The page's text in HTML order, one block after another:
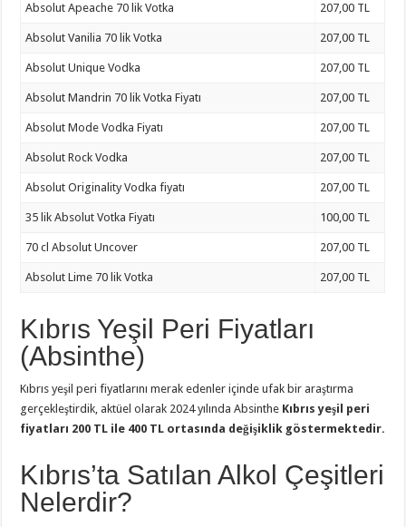
Absolut Apeache 70 lik Votka 207,00 TL
Absolut Vanilia 70 lik Votka 207,00 TL
Absolut Unique Vodka 207,00 TL
Absolut Mandrin 70 lik Votka Fiyatı 207,00 TL
Absolut Mode Vodka Fiyatı 207,00 TL
Absolut Rock Vodka 207,00 TL
Absolut Originality Vodka fiyatı 207,00 TL
35 lik Absolut Votka Fiyatı 100,00 TL
70 cl Absolut Uncover 207,00 TL
Absolut Lime 70 lik Votka 207,00 TL
Kıbrıs Yeşil Peri Fiyatları
(Absinthe)
Kıbrıs yeşil peri fiyatlarını merak edenler içinde ufak bir araştırma
gerçekleştirdik, aktüel olarak 2024 yılında Absinthe Kıbrıs yeşil peri
fiyatları 200 TL ile 400 TL ortasında değişiklik göstermektedir.
Kıbrıs’ta Satılan Alkol Çeşitleri
Nelerdir?